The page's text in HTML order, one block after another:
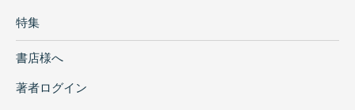
特集
書店様へ
著者ログイン